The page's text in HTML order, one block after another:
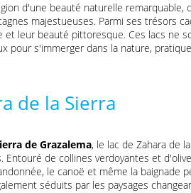
d'une beauté naturelle remarquable,
majestueuses. Parmi ses trésors
et leur beauté pittoresque. Ces lacs ne
pour s'immerger dans la nature,
de la Sierra
de Grazalema, le lac de Zahara de
Entouré de collines verdoyantes et
le canoë et même la baignade
séduits par les paysages